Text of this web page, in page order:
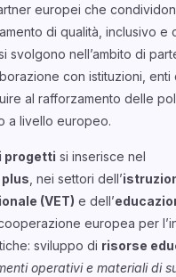
europei che
di qualità, inclusivo e
svolgono nell’ambito di
con istituzioni,
al rafforzamento delle
a livello europeo.
progetti si inserisce nel
, nei settori dell’
(VET) e dell’
europea per
sviluppo di risorse
operativi e materiali di